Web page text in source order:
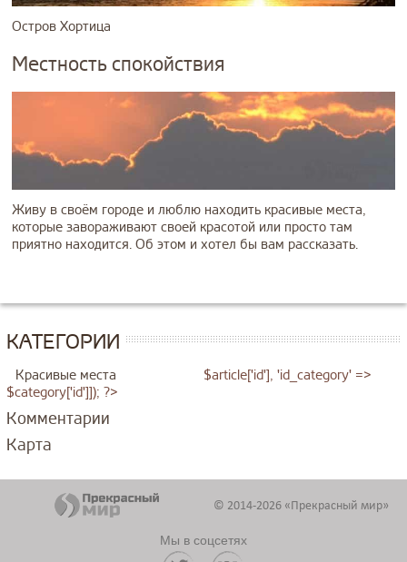
Остров Хортица
Местность спокойствия
Живу в своём городе и люблю находить красивые места,
которые завораживают своей красотой или просто там
приятно находится. Об этом и хотел бы вам рассказать.
КАТЕГОРИИ
Красивые места
$article['id'], 'id_category' =>
$category['id']]); ?>
Комментарии
Карта
© 2014-2026 «Прекрасный мир»
Мы в соцсетях